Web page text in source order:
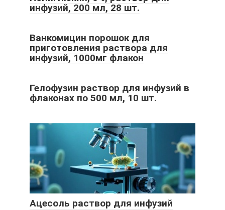
инфузий, 200 мл, 28 шт.
Ванкомицин порошок для
приготовления раствора для
инфузий, 1000мг флакон
Гелофузин раствор для инфузий в
флаконах по 500 мл, 10 шт.
Ацесоль раствор для инфузий